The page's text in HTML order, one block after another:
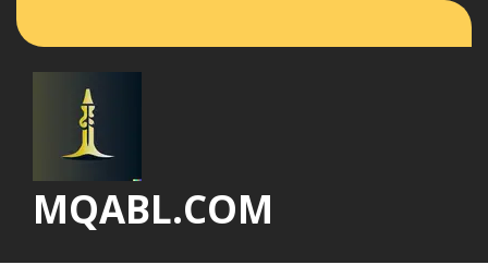
MQABL.COM